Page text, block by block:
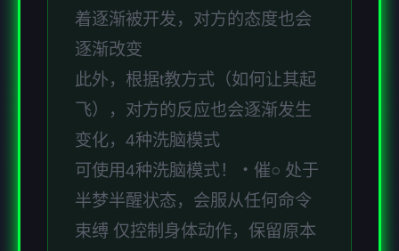
着逐渐被开发，对方的态度也会
逐渐改变
此外，根据t教方式（如何让其起
飞），对方的反应也会逐渐发生
变化，4种洗脑模式
可使用4种洗脑模式！・催○ 处于
半梦半醒状态，会服从任何命令
束缚 仅控制身体动作，保留原本